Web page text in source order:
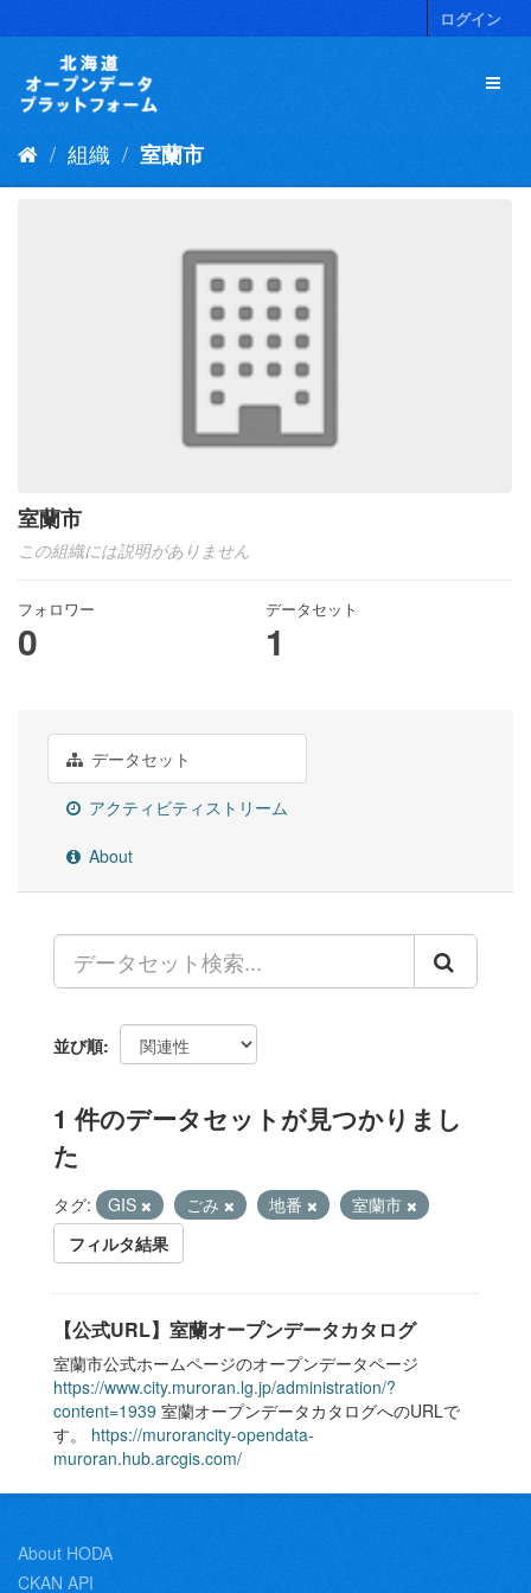
キ
ログイン
組織 室蘭市
室蘭市
この組織には説明がありません
フォロワー
0
データセット
1
データセット
アクティビティストリーム
About
並び順
1 件のデータセットが見つかりまし
た
タグ: GIS ごみ 地番
室蘭市
フィルタ結果
【公式URL】室蘭オープンデータカタログ
室蘭市公式ホームページのオープンデータページ
https://www.city.muroran.lg.jp/administration/?
content=1939 室蘭オープンデータカタログへのURLで
す。 https://murorancity-opendata-
muroran.hub.arcgis.com/
About HODA
CKAN API